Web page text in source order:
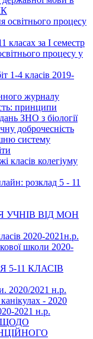
освітнього процесу
класах за І семестр
процесу у
1-4 класів 2019-
журналу
принципи
ЗНО з біології
доброчесність
систему
класів колегіуму
розклад 5 - 11
УЧНІВ ВІД МОН
2020-2021н.р.
школи 2020-
5-11 КЛАСІВ
2020/2021 н.р.
- 2020
2021 н.р.
ЩОДО